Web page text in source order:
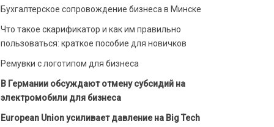
Бухгалтерское сопровождение бизнеса в Минске
Что такое скарификатор и как им правильно
пользоваться: краткое пособие для новичков
Ремувки с логотипом для бизнеса
В Германии обсуждают отмену субсидий на
электромобили для бизнеса
European Union усиливает давление на Big Tech